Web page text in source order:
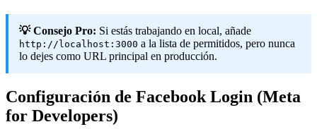
💡 Consejo Pro: Si estás trabajando en local, añade
http://localhost:3000 a la lista de permitidos, pero nunca
lo dejes como URL principal en producción.
Configuración de Facebook Login (Meta
for Developers)